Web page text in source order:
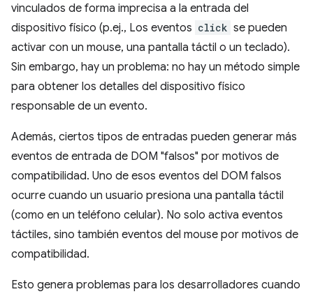
vinculados de forma imprecisa a la entrada del
dispositivo físico (p.ej., Los eventos click se pueden
activar con un mouse, una pantalla táctil o un teclado).
Sin embargo, hay un problema: no hay un método simple
para obtener los detalles del dispositivo físico
responsable de un evento.
Además, ciertos tipos de entradas pueden generar más
eventos de entrada de DOM "falsos" por motivos de
compatibilidad. Uno de esos eventos del DOM falsos
ocurre cuando un usuario presiona una pantalla táctil
(como en un teléfono celular). No solo activa eventos
táctiles, sino también eventos del mouse por motivos de
compatibilidad.
Esto genera problemas para los desarrolladores cuando